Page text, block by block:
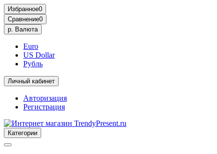
Избранное0
Сравнение0
р. Валюта
Euro
US Dollar
Рубль
Личный кабинет
Авторизация
Регистрация
Категории